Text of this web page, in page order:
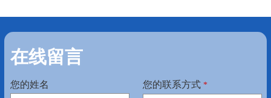
在线留言
您的姓名 您的联系方式*